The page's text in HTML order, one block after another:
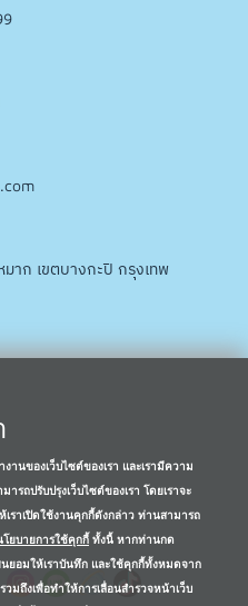
าก เขตบางกะปิ กรุงเทพ
านของเว็บไซต์ของเรา และเรามีความ
ารถปรับปรุงเว็บไซต์ของเรา โดยเราจะ
ราเปิดใช้งานคุกกี้ดังกล่าว ท่านสามารถ
โยบายการใช้คุกกี้ ทั้งนี้ หากท่านกด
อมให้เราบันทึก และใช้คุกกี้ทั้งหมดจาก
มถึงเพื่อทำให้การเลื่อนสำรวจหน้าเว็บ